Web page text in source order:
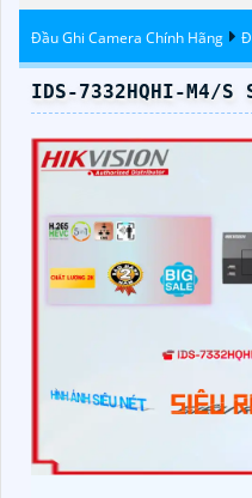
Đầu Ghi Camera Chính Hãng
IDS-7332HQHI-M4/